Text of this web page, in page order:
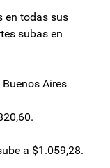
en todas sus
subas en
Aires
a $1.059,28.